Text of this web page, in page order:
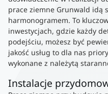
prace ziemne Grunwald idą
harmonogramem. To
inwestycjach, gdzie każdy
podejściu, możesz być
jakość usług to dla nas
wykonane z należytą
Instalacje